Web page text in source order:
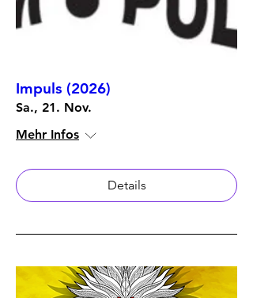
Impuls (2026)
Sa., 21. Nov.
Mehr Infos
Details